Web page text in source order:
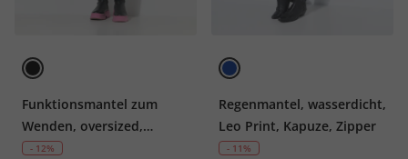
Funktionsmantel zum
Wenden, oversized,
Kapuze, 2-Wege-Zipper
- 12%
Regenmantel, wasserdicht,
Leo Print, Kapuze, Zipper
- 11%